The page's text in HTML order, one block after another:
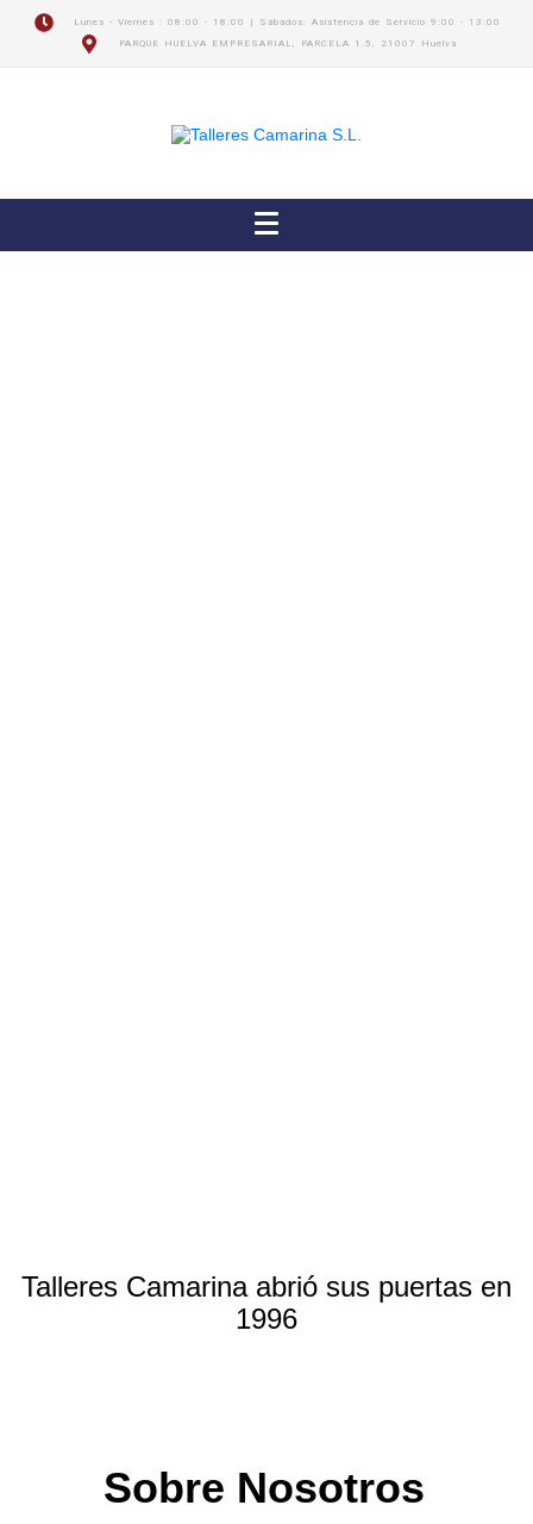
Lunes - Viernes : 08:00 - 18:00 | Sábados: Asistencia de Servicio 9:00 - 13:00
PARQUE HUELVA EMPRESARIAL, PARCELA 1.5, 21007 Huelva
Talleres Camarina abrió sus puertas en
1996
Sobre Nosotros